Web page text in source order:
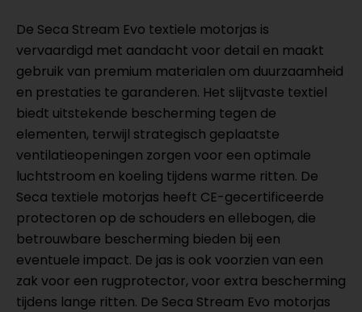
De Seca Stream Evo textiele motorjas is
vervaardigd met aandacht voor detail en maakt
gebruik van premium materialen om duurzaamheid
en prestaties te garanderen. Het slijtvaste textiel
biedt uitstekende bescherming tegen de
elementen, terwijl strategisch geplaatste
ventilatieopeningen zorgen voor een optimale
luchtstroom en koeling tijdens warme ritten. De
Seca textiele motorjas heeft CE-gecertificeerde
protectoren op de schouders en ellebogen, die
betrouwbare bescherming bieden bij een
eventuele impact. De jas is ook voorzien van een
zak voor een rugprotector, voor extra bescherming
tijdens lange ritten. De Seca Stream Evo motorjas